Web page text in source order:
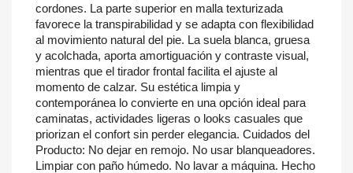
cordones. La parte superior en malla texturizada
favorece la transpirabilidad y se adapta con flexibilidad
al movimiento natural del pie. La suela blanca, gruesa
y acolchada, aporta amortiguación y contraste visual,
mientras que el tirador frontal facilita el ajuste al
momento de calzar. Su estética limpia y
contemporánea lo convierte en una opción ideal para
caminatas, actividades ligeras o looks casuales que
priorizan el confort sin perder elegancia. Cuidados del
Producto: No dejar en remojo. No usar blanqueadores.
Limpiar con paño húmedo. No lavar a máquina. Hecho